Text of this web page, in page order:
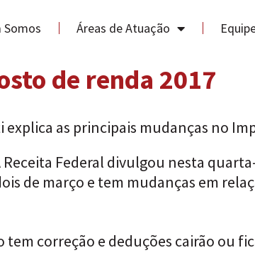
Somos Áreas de Atuação
de renda 2017
explica as principais mudanças no
Receita Federal divulgou nesta
de março e tem mudanças em
tem correção e deduções cairão ou